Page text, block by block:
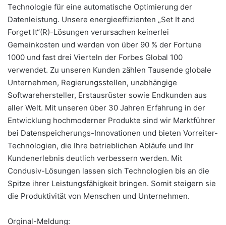
Technologie für eine automatische Optimierung der
Datenleistung. Unsere energieeffizienten „Set It and
Forget It“(R)-Lösungen verursachen keinerlei
Gemeinkosten und werden von über 90 % der Fortune
1000 und fast drei Vierteln der Forbes Global 100
verwendet. Zu unseren Kunden zählen Tausende globale
Unternehmen, Regierungsstellen, unabhängige
Softwarehersteller, Erstausrüster sowie Endkunden aus
aller Welt. Mit unseren über 30 Jahren Erfahrung in der
Entwicklung hochmoderner Produkte sind wir Marktführer
bei Datenspeicherungs-Innovationen und bieten Vorreiter-
Technologien, die Ihre betrieblichen Abläufe und Ihr
Kundenerlebnis deutlich verbessern werden. Mit
Condusiv-Lösungen lassen sich Technologien bis an die
Spitze ihrer Leistungsfähigkeit bringen. Somit steigern sie
die Produktivität von Menschen und Unternehmen.
Orginal-Meldung: